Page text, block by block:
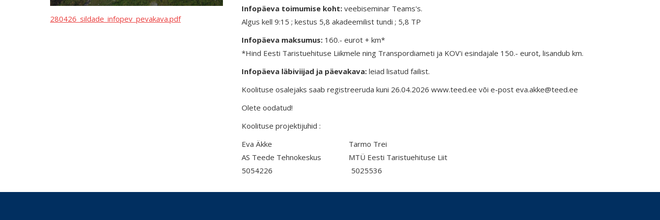
280426_sildade_infopev_pevakava.pdf
Infopäeva toimumise koht: veebiseminar Teams's.
Algus kell 9:15 ; kestus 5,8 akadeemilist tundi ; 5,8 TP
Infopäeva maksumus: 160.- eurot + km*
*Hind Eesti Taristuehituse Liikmele ning Transpordiameti ja KOV'i esindajale 150.- eurot, lisandub km.
Infopäeva läbiviijad ja päevakava: leiad lisatud failist.
Koolituse osalejaks saab registreeruda kuni 26.04.2026 www.teed.ee või e-post eva.akke@teed.ee
Olete oodatud!
Koolituse projektijuhid :
Eva Äkke Tarmo Trei
AS Teede Tehnokeskus MTÜ Eesti Taristuehituse Liit
5054226 5025536